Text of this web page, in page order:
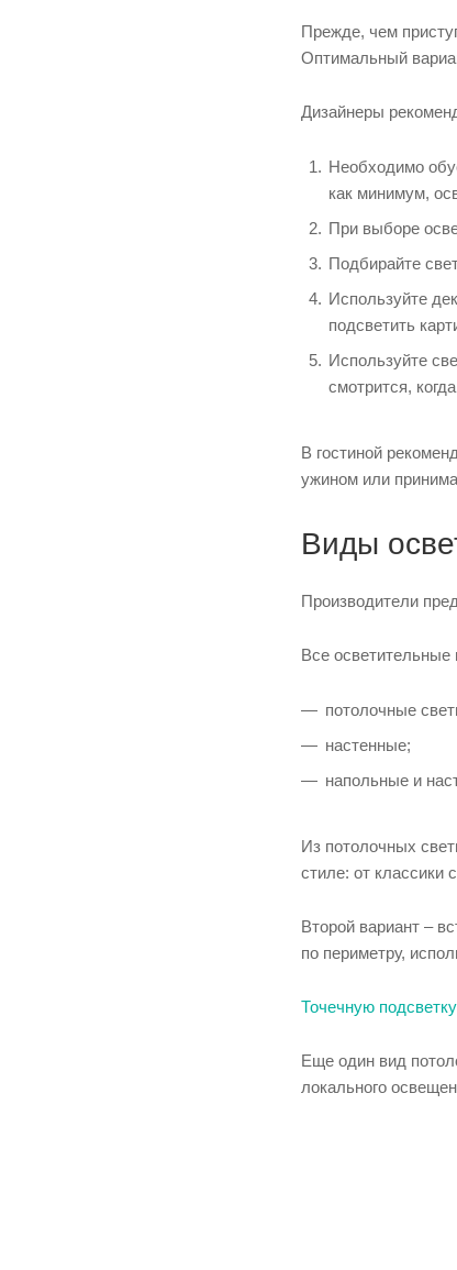
Прежде, чем
Оптимальный
Дизайнеры
Необходимо
как минимум,
При выборе
Подбирайте
Используйте
подсветить
Используйте
смотрится,
В гостиной
ужином или
Виды
Производители
Все
потолочные
настенные;
напольные и
Из потолочных
стиле: от классики
Второй вариант –
по периметру,
Точечную подсветку
Еще один вид
локального